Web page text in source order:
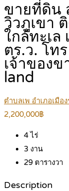
ขายที่ดิน
วิวภูเขา
ใกล้ทะเล
ตร.ว. โท
เจ้าของข
land
ตำบลเพ อำเภอเมือ
2,200,000฿
4ไร่
3 งาน
29 ตารางวา
Description